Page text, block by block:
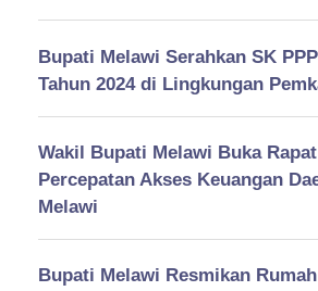
Bupati Melawi Serahkan SK
Tahun 2024 di Lingkungan
Wakil Bupati Melawi Buka
Percepatan Akses Keuangan
Melawi
Bupati Melawi Resmikan